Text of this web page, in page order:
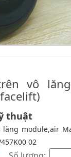
vô
thuật
module,air
02